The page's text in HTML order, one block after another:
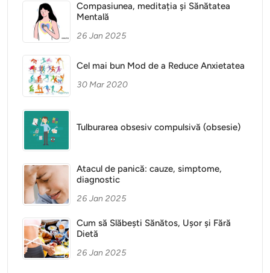
Compasiunea, meditația și Sănătatea
Mentală
26 Jan 2025
Cel mai bun Mod de a Reduce Anxietatea
30 Mar 2020
Tulburarea obsesiv compulsivă (obsesie)
Atacul de panică: cauze, simptome,
diagnostic
26 Jan 2025
Cum să Slăbești Sănătos, Ușor și Fără
Dietă
26 Jan 2025